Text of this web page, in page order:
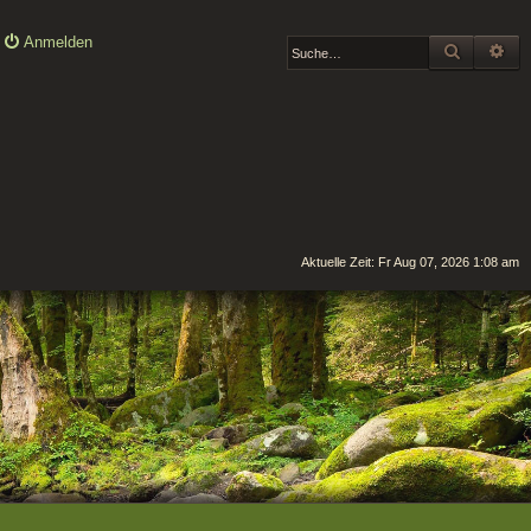
Anmelden SUCHE
Aktuelle Zeit: Fr Aug 07, 2026 1:08 am